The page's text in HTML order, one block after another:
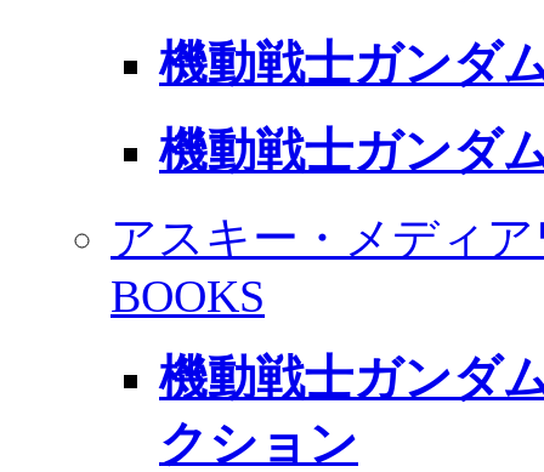
機動戦士ガンダ
機動戦士ガンダ
アスキー・メディ
BOOKS
機動戦士ガンダ
クション